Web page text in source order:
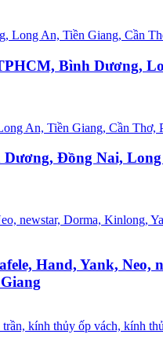
Bình Dương,
Đồng Nai,
Hand, Yank,